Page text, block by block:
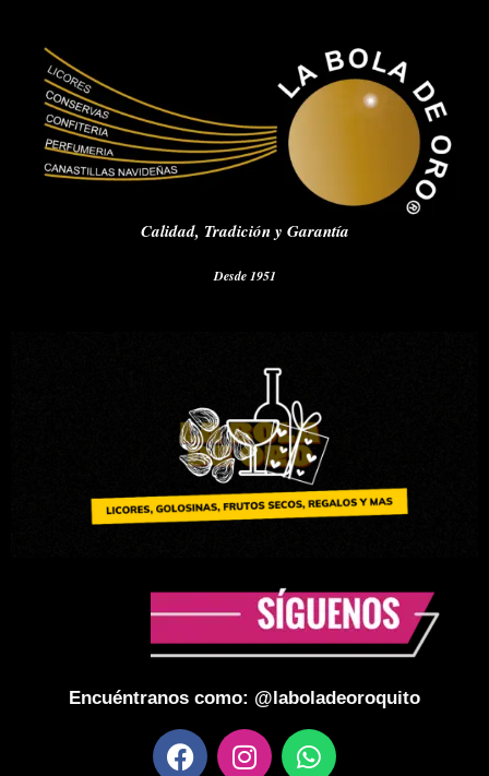
Calidad, Tradición y Garantía
Desde 1951
Encuéntranos como: @laboladeoroquito